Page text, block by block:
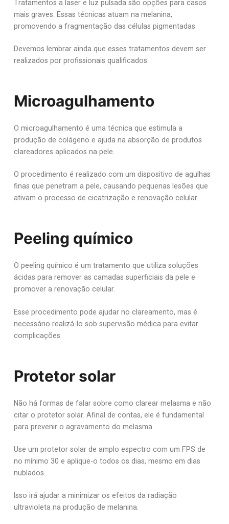
Tratamentos a laser e luz pulsada são opções para casos
mais graves. Essas técnicas atuam na melanina,
promovendo a fragmentação das células pigmentadas.
Devemos lembrar ainda que esses tratamentos devem ser
realizados por profissionais qualificados.
Microagulhamento
O microagulhamento é uma técnica que estimula a
produção de colágeno e ajuda na absorção de produtos
clareadores aplicados na pele.
O procedimento é realizado com um dispositivo de agulhas
finas que penetram a pele, causando pequenas lesões que
ativam o processo de cicatrização e renovação celular.
Peeling químico
O peeling químico é um tratamento que utiliza soluções
ácidas para remover as camadas superficiais da pele e
promover a renovação celular.
Esse procedimento pode ajudar no clareamento, mas é
necessário realizá-lo sob supervisão médica para evitar
complicações.
Protetor solar
Não há formas de falar sobre como clarear melasma e não
citar o protetor solar. Afinal de contas, ele é fundamental
para prevenir o agravamento do melasma.
Use um protetor solar de amplo espectro com um FPS de
no mínimo 30 e aplique-o todos os dias, mesmo em dias
nublados.
Isso irá ajudar a minimizar os efeitos da radiação
ultravioleta na produção de melanina.